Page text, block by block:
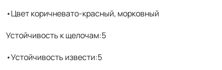
•Цвет коричневато-красный, морковный
Устойчивость к щелочам:5
•Устойчивость извести:5